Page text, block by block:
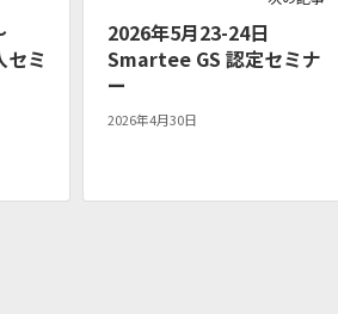
ミ
2026年5月23-24日
Smartee GS 認定セミナ
ー
2026年4月30日